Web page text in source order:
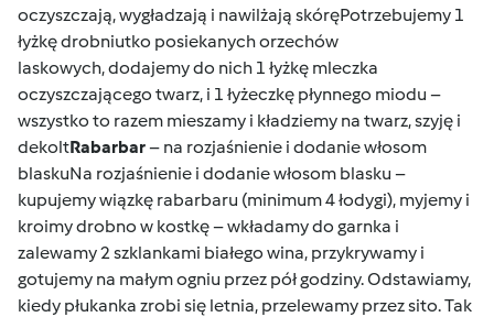
oczyszczają, wygładzają i nawilżają skóręPotrzebujemy 1
łyżkę drobniutko posiekanych orzechów
laskowych, dodajemy do nich 1 łyżkę mleczka
oczyszczającego twarz, i 1 łyżeczkę płynnego miodu –
wszystko to razem mieszamy i kładziemy na twarz, szyję i
dekoltRabarbar– na rozjaśnienie i dodanie włosom
blaskuNa rozjaśnienie i dodanie włosom blasku –
kupujemy wiązkę rabarbaru (minimum 4 łodygi), myjemy i
kroimy drobno w kostkę – wkładamy do garnka i
zalewamy 2 szklankami białego wina, przykrywamy i
gotujemy na małym ogniu przez pół godziny. Odstawiamy,
kiedy płukanka zrobi się letnia, przelewamy przez sito. Tak